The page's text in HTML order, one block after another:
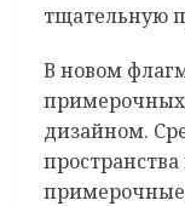
тщательную
В новом
дизайном.